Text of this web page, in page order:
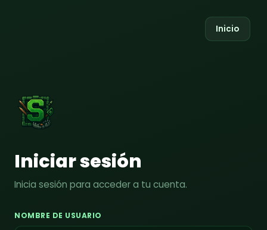
Inicio
Iniciar sesión
Inicia sesión para acceder a tu cuenta.
NOMBRE DE USUARIO